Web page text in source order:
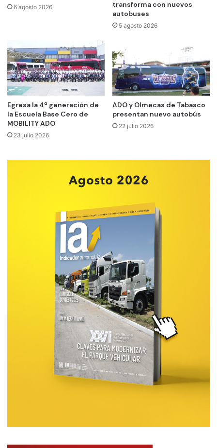
6 agosto 2026
transforma con nuevos
autobuses
5 agosto 2026
Egresa la 4ª generación de
la Escuela Base Cero de
MOBILITY ADO
23 julio 2026
ADO y Olmecas de Tabasco
presentan nuevo autobús
22 julio 2026